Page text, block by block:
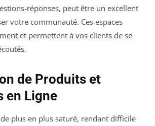
réponses, peut être un excellent
votre communauté. Ces espaces
et permettent à vos clients de se
de Produits et
en Ligne
plus en plus saturé, rendant difficile